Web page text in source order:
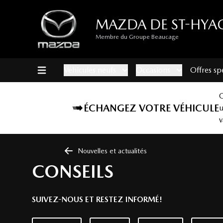
MAZDA DE ST-
Membre du Groupe Beaucage
Offres
ÉCHANGEZ VOTRE VÉHICULE
Nouvelles et actualités
CONSEILS
SUIVEZ-NOUS ET RESTEZ INFORMÉ!